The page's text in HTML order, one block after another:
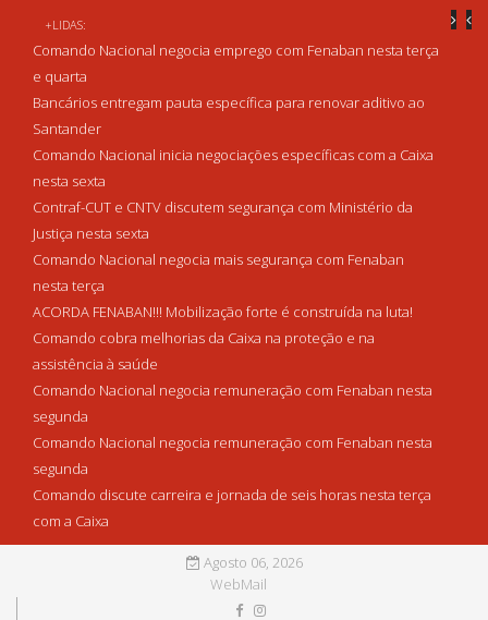
+LIDAS:
Comando Nacional negocia emprego com Fenaban nesta terça
e quarta
Bancários entregam pauta específica para renovar aditivo ao
Santander
Comando Nacional inicia negociações específicas com a Caixa
nesta sexta
Contraf-CUT e CNTV discutem segurança com Ministério da
Justiça nesta sexta
Comando Nacional negocia mais segurança com Fenaban
nesta terça
ACORDA FENABAN!!! Mobilização forte é construída na luta!
Comando cobra melhorias da Caixa na proteção e na
assistência à saúde
Comando Nacional negocia remuneração com Fenaban nesta
segunda
Comando Nacional negocia remuneração com Fenaban nesta
segunda
Comando discute carreira e jornada de seis horas nesta terça
com a Caixa
Agosto 06, 2026
WebMail